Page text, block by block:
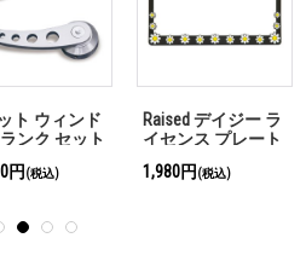
ト ウィンド
ンク セット
円 (税込)
Raised デイジー ラ
イセンス プレート
1,980円 (税込)